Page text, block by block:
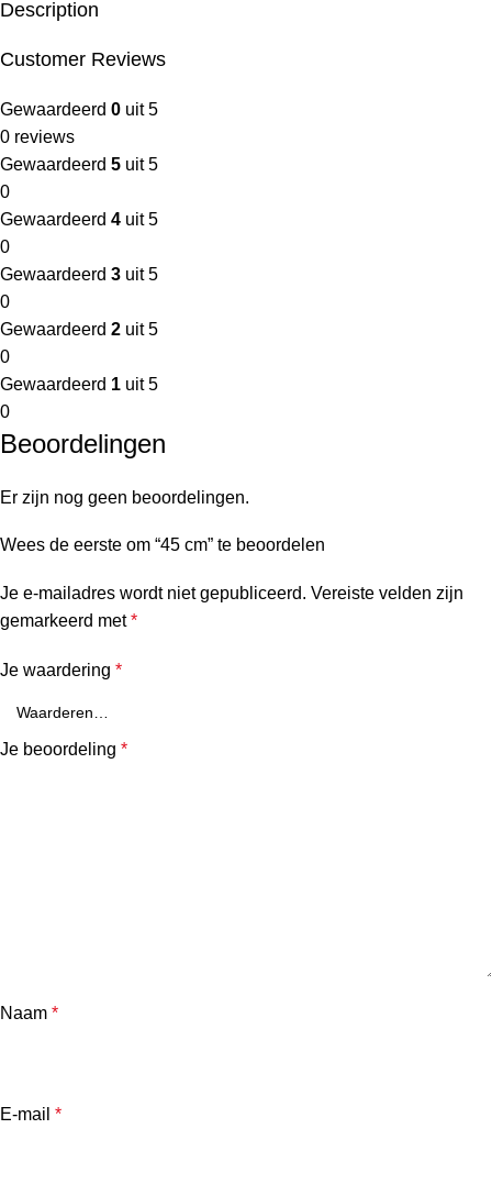
Description
Customer Reviews
Gewaardeerd 0 uit 5
0 reviews
Gewaardeerd 5 uit 5
0
Gewaardeerd 4 uit 5
0
Gewaardeerd 3 uit 5
0
Gewaardeerd 2 uit 5
0
Gewaardeerd 1 uit 5
0
Beoordelingen
Er zijn nog geen beoordelingen.
Wees de eerste om “45 cm” te beoordelen
Je e-mailadres wordt niet gepubliceerd. Vereiste velden zijn
gemarkeerd met*
Je waardering *
Je beoordeling *
Naam *
E-mail *